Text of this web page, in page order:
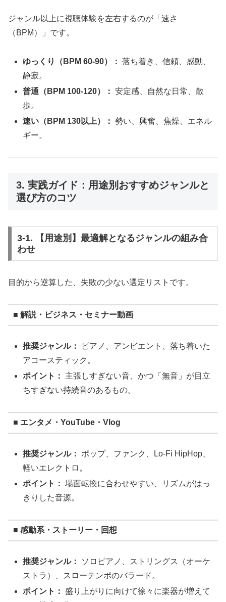
ジャンル以上に視聴体験を左右するのが「速さ
（BPM）」です。
ゆっくり（BPM 60-90）： 落ち着き、信頼、感動、
静寂。
普通（BPM 100-120）： 安定感、自然な日常、散
歩。
速い（BPM 130以上）： 勢い、興奮、焦燥、エネル
ギー。
3. 実践ガイド：用途別おすすめジャンルと
選び方のコツ
3-1. 【用途別】最適解となるジャンルの組み合
わせ
目的から逆算した、失敗の少ない選定リストです。
■ 解説・ビジネス・セミナー動画
推奨ジャンル：
ピアノ、アンビエント、落ち着いた
アコースティック。
ポイント：
主張しすぎない音、かつ「無音」が目立
ちすぎない持続音のあるもの。
■ エンタメ・YouTube・Vlog
推奨ジャンル：
ポップ、ファンク、Lo-Fi HipHop、
軽いエレクトロ。
ポイント： 場面転換に合わせやすい、リズムがはっ
きりした音源。
■ 感動系・ストーリー・回想
推奨ジャンル：
ソロピアノ、ストリングス（オーケ
ストラ）、スローテンポのバラード。
ポイント：
盛り上がりに向けて徐々に楽器が増えて